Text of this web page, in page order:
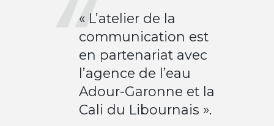
« L’atelier de la
communication est
en partenariat avec
l’agence de l’eau
Adour-Garonne et la
Cali du Libournais ».